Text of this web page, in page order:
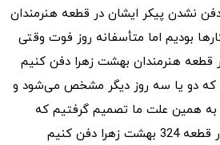
دفن نشدن پیکر ایشان در قطعه هنرمندان
بودیم اما متأسفانه روز فوت وقتی
قطعه هنرمندان بهشت زهرا دفن کنیم
که دو یا سه روز دیگر مشخص می‌شود و
به همین علت ما تصمیم گرفتیم که
دفن کنیم